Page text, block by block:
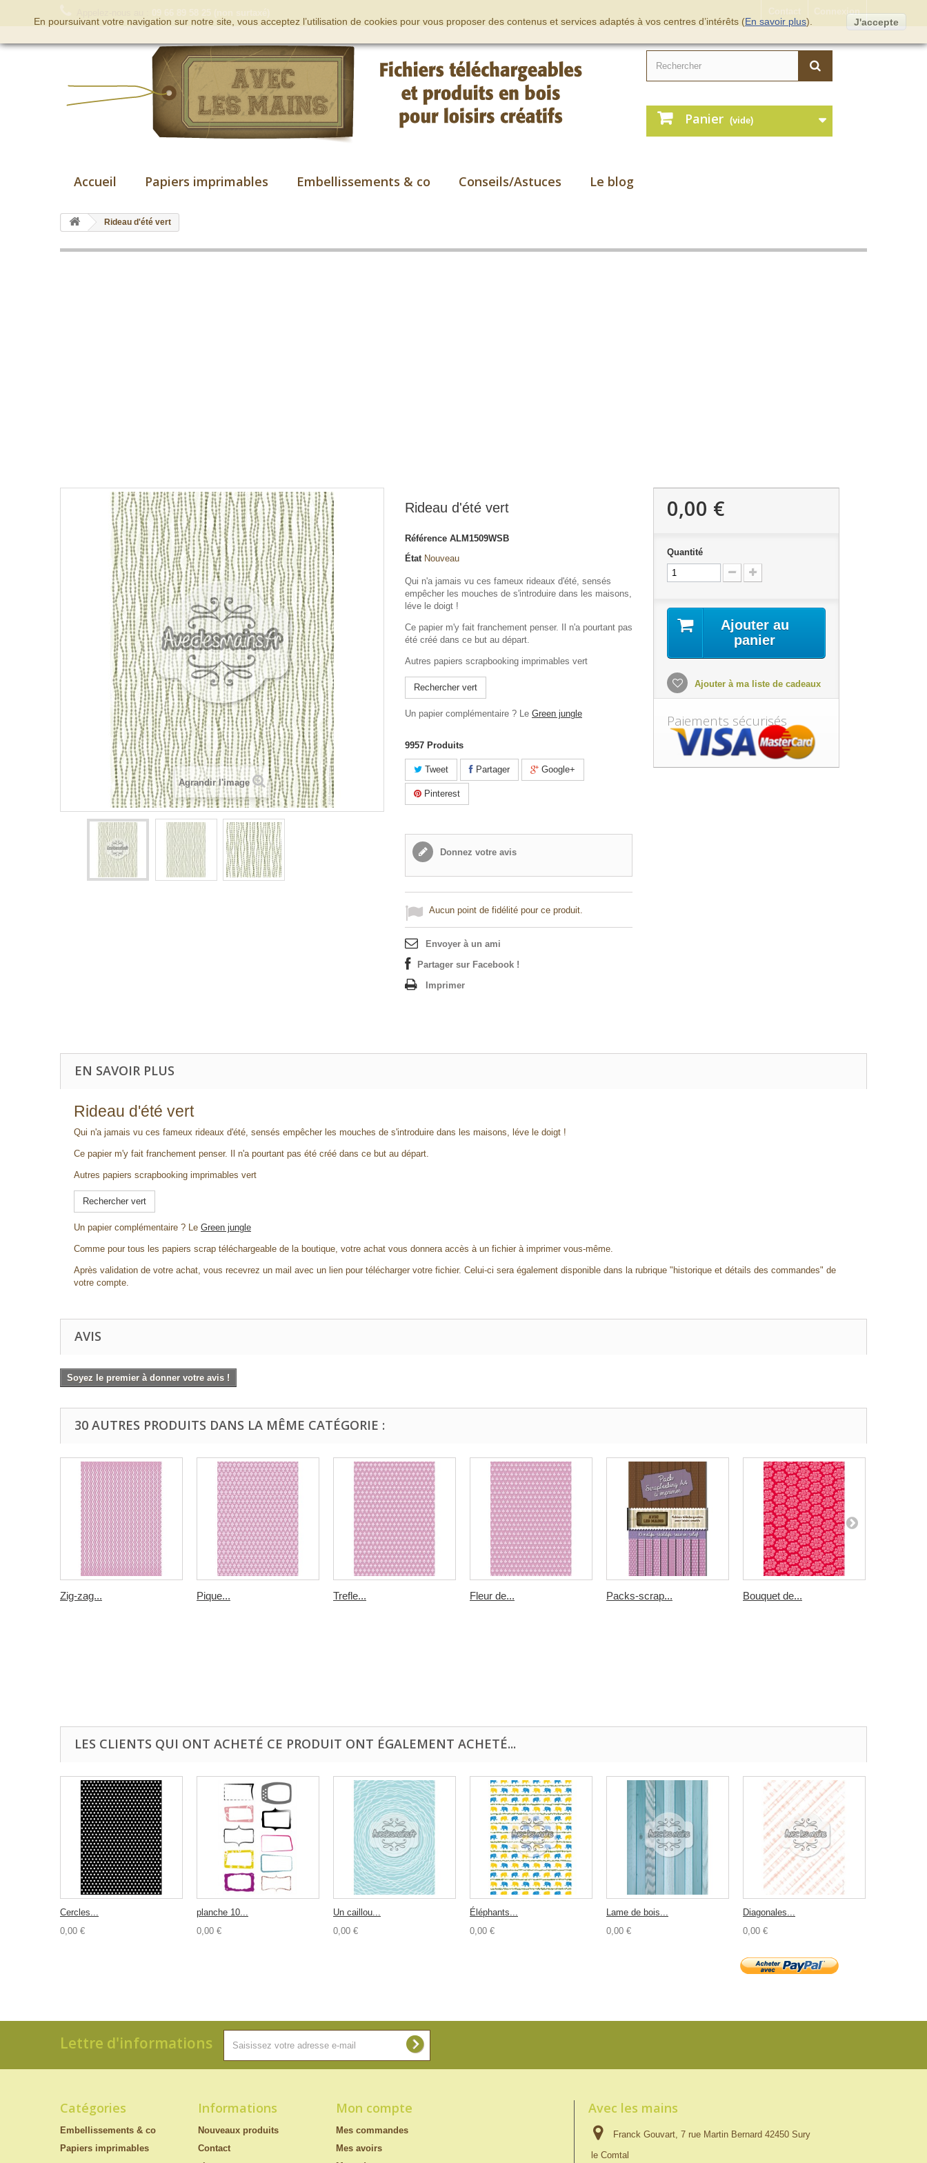
Connexion
Panier (vide)
Accueil Papiers imprimables Embellissements & co Conseils/Astuces Le blog
Rideau d'été vert
Agrandir l'image
Rideau d'été vert
Référence ALM1509WSB
État Nouveau
Qui n'a jamais vu ces fameux rideaux d'été, sensés
empêcher les mouches de s'introduire dans les maisons,
léve le doigt !
Ce papier m'y fait franchement penser. Il n'a pourtant pas
été créé dans ce but au départ.
Autres papiers scrapbooking imprimables vert
Rechercher vert
Un papier complémentaire ? Le Green jungle
9957 Produits
Tweet Partager Google+
Pinterest
Donnez votre avis
Aucun point de fidélité pour ce produit.
Envoyer à un ami
Partager sur Facebook !
Imprimer
0,00 €
Quantité
Ajouter au
panier
Ajouter à ma liste de cadeaux
Paiements sécurisés
EN SAVOIR PLUS
Rideau d'été vert
Qui n'a jamais vu ces fameux rideaux d'été, sensés empêcher les mouches de s'introduire dans les maisons, léve le doigt !
Ce papier m'y fait franchement penser. Il n'a pourtant pas été créé dans ce but au départ.
Autres papiers scrapbooking imprimables vert
Rechercher vert
Un papier complémentaire ? Le Green jungle
Comme pour tous les papiers scrap téléchargeable de la boutique, votre achat vous donnera accès à un fichier à imprimer vous-même.
Après validation de votre achat, vous recevrez un mail avec un lien pour télécharger votre fichier. Celui-ci sera également disponible dans la rubrique "historique et détails des commandes" de
votre compte.
AVIS
Soyez le premier à donner votre avis !
30 AUTRES PRODUITS DANS LA MÊME CATÉGORIE :
Zig-zag... Pique... Trefle... Fleur de... Packs-scrap... Bouquet de...
LES CLIENTS QUI ONT ACHETÉ CE PRODUIT ONT ÉGALEMENT ACHETÉ...
Cercles...
0,00 €
planche 10...
0,00 €
Un caillou...
0,00 €
Éléphants...
0,00 €
Lame de bois...
0,00 €
Diagonales...
0,00 €
Lettre d'informations
Catégories
Embellissements & co
Papiers imprimables
Informations
Nouveaux produits
Contact
Mon compte
Mes commandes
Mes avoirs
Avec les mains
Franck Gouvart, 7 rue Martin Bernard 42450 Sury
le Comtal
En poursuivant votre navigation sur notre site, vous acceptez l’utilisation de cookies pour vous proposer des contenus et services adaptés à vos centres d’intérêts (En savoir plus). J'accepte